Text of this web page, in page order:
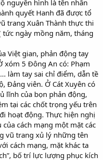
nguyên hình là tên nhân
quyết Hanh đã được tổ
trang Xuân Thành thực thi
ngày mồng năm, tháng
Việt gian, phản động tay
xóm 5 Đông An có: Phạm
làm tay sai chỉ điểm, dẫn tề
Đảng viên. Ở Cát Xuyên có
lĩnh của bọn phản động,
tại các chốt trọng yếu trên
hoạt động. Thực hiện nghị
cách mạng một mặt các
vũ trang xủ lý những tên
cách mạng, mặt khác ta
bố trí lực lượng phục kích